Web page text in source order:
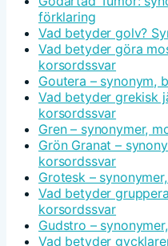
förklaring
Vad betyder golv?
Vad betyder göra
korsordssvar
Goutera – synonym,
Vad betyder grekisk
korsordssvar
Gren – synonymer,
Grön Granat –
korsordssvar
Grotesk –
Vad betyder
korsordssvar
Gudstro –
Vad betyder